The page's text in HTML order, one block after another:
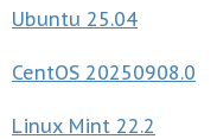
Ubuntu 25.04
CentOS 20250908.0
Linux Mint 22.2